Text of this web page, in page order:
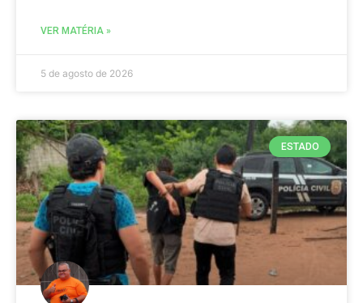
VER MATÉRIA »
5 de agosto de 2026
ESTADO